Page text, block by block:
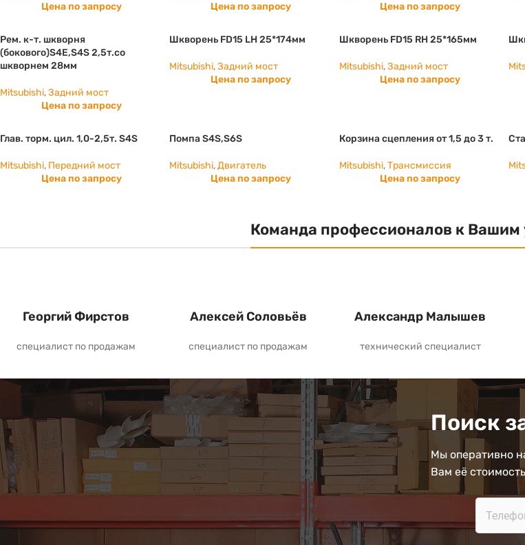
Цена по запросу
Цена по запросу
Цена по запросу
Рем. к-т. шкворня
(бокового)S4E,S4S 2,5т.со
шкворнем 28мм
Mitsubishi,Задний мост
Цена по запросу
Шкворень FD15 LH 25*174мм
Mitsubishi,Задний мост
Цена по запросу
Шкворень FD15 RH 25*165мм
Mitsubishi,Задний мост
Цена по запросу
Глав. торм. цил. 1,0-2,5т. S4S
Mitsubishi, Передний мост
Цена по запросу
Помпа S4S,S6S
Mitsubishi,Двигатель
Цена по запросу
Корзина сцепления от 1,5 до 3 т.
Mitsubishi,Трансмиссия
Цена по запросу
Команда профессионалов к Вашим
Георгий Фирстов
специалист по продажам
Алексей Соловьёв
специалист по продажам
Александр Малышев
технический специалист
Поиск
Мы оперативно
Вам её